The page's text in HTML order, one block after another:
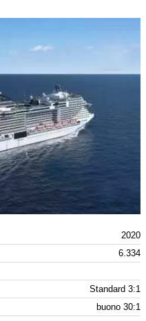
2020
6.334
Standard 3:1
buono 30:1